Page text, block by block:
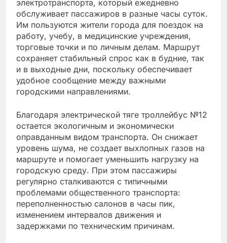
электротранспорта, который ежедневно
обслуживает пассажиров в разные часы суток.
Им пользуются жители города для поездок на
работу, учебу, в медицинские учреждения,
торговые точки и по личным делам. Маршрут
сохраняет стабильный спрос как в будние, так
и в выходные дни, поскольку обеспечивает
удобное сообщение между важными
городскими направлениями.
Благодаря электрической тяге троллейбус №12
остается экологичным и экономически
оправданным видом транспорта. Он снижает
уровень шума, не создает выхлопных газов на
маршруте и помогает уменьшить нагрузку на
городскую среду. При этом пассажиры
регулярно сталкиваются с типичными
проблемами общественного транспорта:
переполненностью салонов в часы пик,
изменением интервалов движения и
задержками по техническим причинам.